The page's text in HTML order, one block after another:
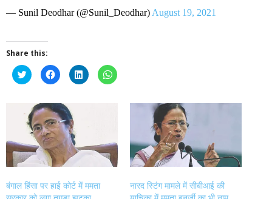
— Sunil Deodhar (@Sunil_Deodhar) August 19, 2021
Share this:
Click
to
share
Twitter
(Opens
in
new
window)
Click
to
share
Facebook
(Opens
in
new
window)
Click
to
share
Click
to
WhatsApp
बंगाल हिंसा पर हाई कोर्ट में ममता
नारद स्टिंग मामले में सीबीआई की